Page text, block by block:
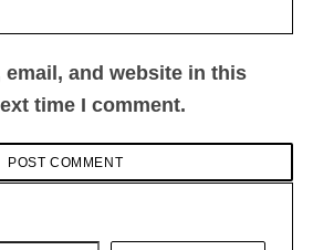
email, and website in this
time I comment.